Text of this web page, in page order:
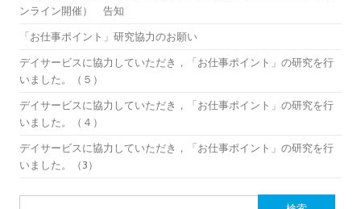
ンライン開催） 告知
「お仕事ポイント」研究協力のお願い
デイサービスに協力していただき，「お仕事ポイント」の研究を行
いました。（５）
デイサービスに協力していただき，「お仕事ポイント」の研究を行
いました。（４）
デイサービスに協力していただき，「お仕事ポイント」の研究を行
いました。（3）